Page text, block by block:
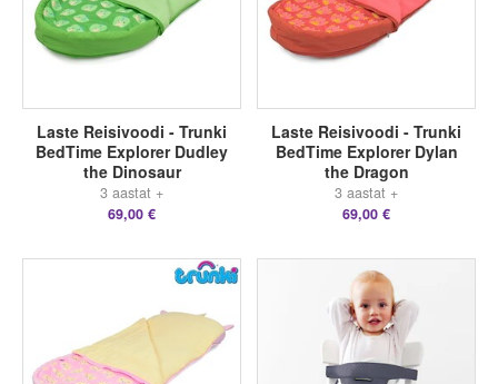
Laste Reisivoodi - Trunki
BedTime Explorer Dudley
the Dinosaur
3 aastat +
69,00 €
Laste Reisivoodi - Trunki
BedTime Explorer Dylan
the Dragon
3 aastat +
69,00 €